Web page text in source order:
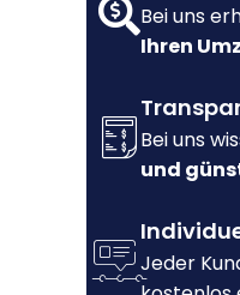
Bei uns
Ihren
Bei uns
und
Jeder